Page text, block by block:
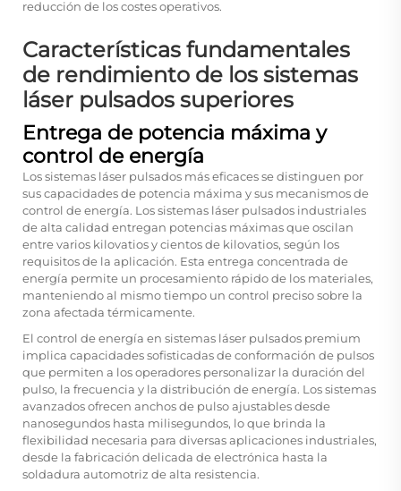
reducción de los costes operativos.
Características fundamentales
de rendimiento de los sistemas
láser pulsados superiores
Entrega de potencia máxima y
control de energía
Los sistemas láser pulsados más eficaces se distinguen por
sus capacidades de potencia máxima y sus mecanismos de
control de energía. Los sistemas láser pulsados industriales
de alta calidad entregan potencias máximas que oscilan
entre varios kilovatios y cientos de kilovatios, según los
requisitos de la aplicación. Esta entrega concentrada de
energía permite un procesamiento rápido de los materiales,
manteniendo al mismo tiempo un control preciso sobre la
zona afectada térmicamente.
El control de energía en sistemas láser pulsados premium
implica capacidades sofisticadas de conformación de pulsos
que permiten a los operadores personalizar la duración del
pulso, la frecuencia y la distribución de energía. Los sistemas
avanzados ofrecen anchos de pulso ajustables desde
nanosegundos hasta milisegundos, lo que brinda la
flexibilidad necesaria para diversas aplicaciones industriales,
desde la fabricación delicada de electrónica hasta la
soldadura automotriz de alta resistencia.